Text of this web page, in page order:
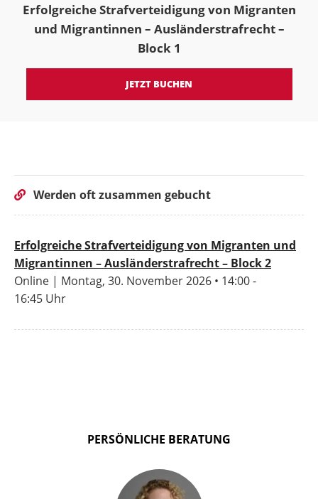
Erfolgreiche Strafverteidigung von Migranten
und Migrantinnen – Ausländerstrafrecht –
Block 1
JETZT BUCHEN
Werden oft zusammen gebucht
Erfolgreiche Strafverteidigung von Migranten und
Migrantinnen – Ausländerstrafrecht – Block 2
Online | Montag, 30. November 2026 • 14:00 -
16:45 Uhr
PERSÖNLICHE BERATUNG